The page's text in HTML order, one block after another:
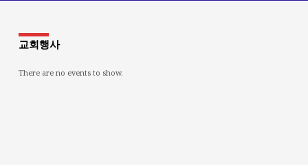
교회행사
There are no events to show.